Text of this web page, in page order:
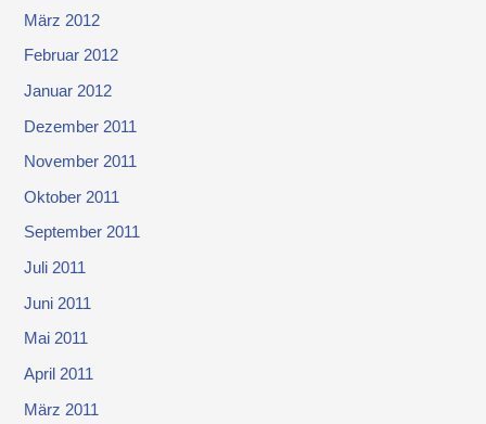
März 2012
Februar 2012
Januar 2012
Dezember 2011
November 2011
Oktober 2011
September 2011
Juli 2011
Juni 2011
Mai 2011
April 2011
März 2011